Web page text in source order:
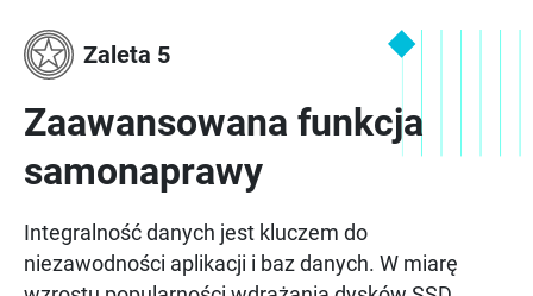
Zaleta 5
Zaawansowana funkcja
samonaprawy
Integralność danych jest kluczem do
niezawodności aplikacji i baz danych. W miarę